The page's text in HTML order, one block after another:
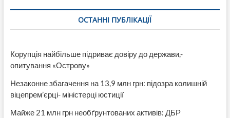
ОСТАННІ ПУБЛІКАЦІЇ
Корупція найбільше підриває довіру до держави,-
опитування «Острову»
Незаконне збагачення на 13,9 млн грн: підозра колишній
віцепрем’єрці- міністерці юстиції
Майже 21 млн грн необґрунтованих активів: ДБР